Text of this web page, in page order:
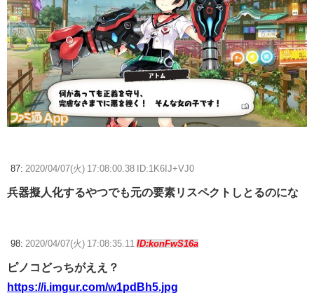
87: 2020/04/07(火) 17:08:00.38 ID:1K6IJ+VJ0
兵器擬人化するやつでも元の要素リスペクトしとるのにな
98: 2020/04/07(火) 17:08:35.11 ID:konFwS16a
ピノコどっちがええ？
https://i.imgur.com/w1pdBh5.jpg